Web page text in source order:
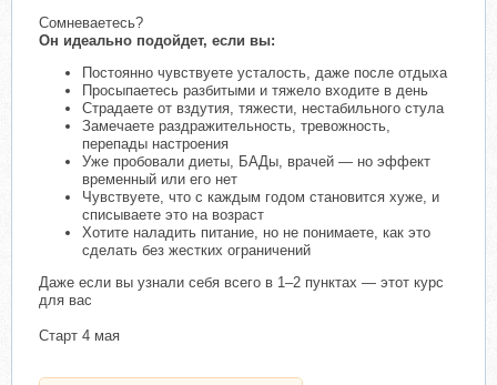
Сомневаетесь?
Он идеально подойдет, если вы:
Постоянно чувствуете усталость, даже после отдыха
Просыпаетесь разбитыми и тяжело входите в день
Страдаете от вздутия, тяжести, нестабильного стула
Замечаете раздражительность, тревожность,
перепады настроения
Уже пробовали диеты, БАДы, врачей — но эффект
временный или его нет
Чувствуете, что с каждым годом становится хуже, и
списываете это на возраст
Хотите наладить питание, но не понимаете, как это
сделать без жестких ограничений
Даже если вы узнали себя всего в 1–2 пунктах — этот курс
для вас
Старт 4 мая